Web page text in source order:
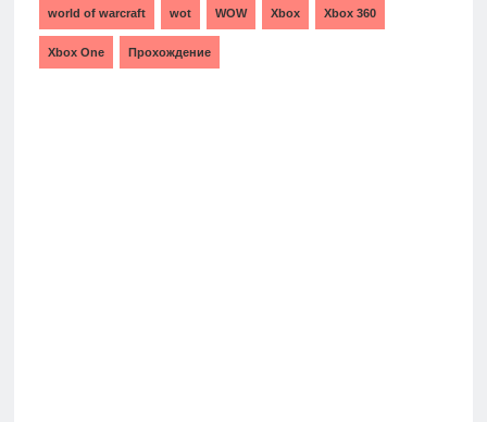
world of warcraft wot WOW Xbox Xbox 360
Xbox One Прохождение